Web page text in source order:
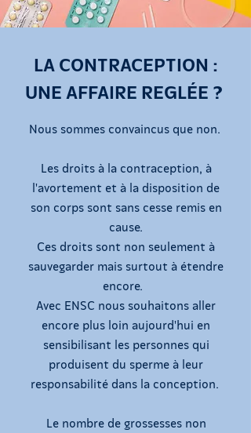
LA CONTRACEPTION :
UNE AFFAIRE REGLÉE ?
Nous sommes convaincus que non.
Les droits à la contraception, à
l'avortement et à la disposition de
son corps sont sans cesse remis en
cause.
Ces droits sont non seulement à
sauvegarder mais surtout à étendre
encore.
Avec ENSC nous souhaitons aller
encore plus loin aujourd'hui en
sensibilisant les personnes qui
produisent du sperme à leur
responsabilité dans la conception.
Le nombre de grossesses non